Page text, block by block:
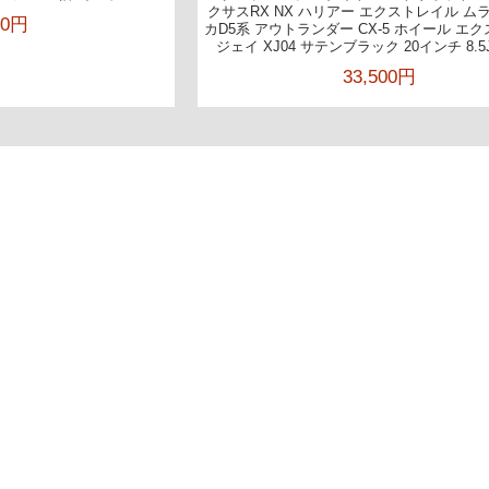
円
クサスRX NX ハリアー エクストレイル ム
カD5系 アウトランダー CX-5 ホイール エク
ジェイ XJ04 サテンブラック 20インチ
33,500円